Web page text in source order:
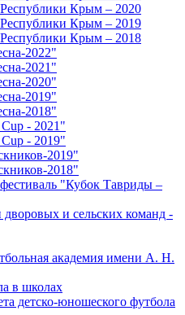
Крым – 2020
Крым – 2019
Крым – 2018
2022"
2021"
2020"
2019"
2018"
- 2021"
- 2019"
2019"
2018"
"Кубок Тавриды –
дворовых и сельских команд -
академия имени А. Н.
в школах
детско-юношеского футбола